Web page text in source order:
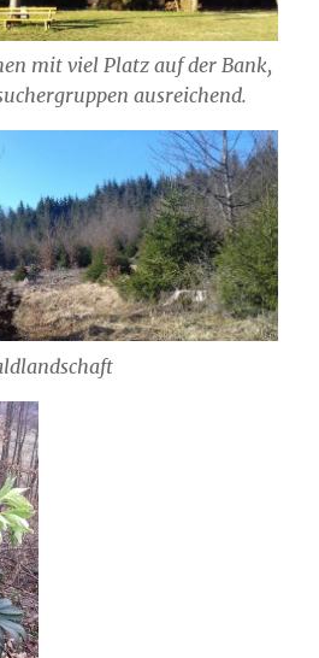
mit viel Platz auf der Bank,
ausreichend.